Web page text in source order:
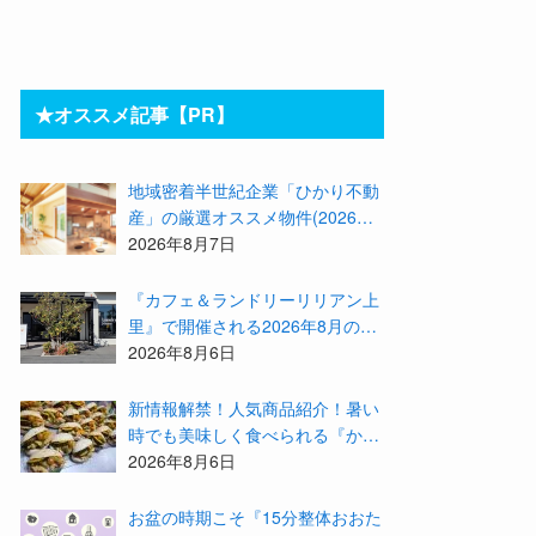
★オススメ記事【PR】
地域密着半世紀企業「ひかり不動
産」の厳選オススメ物件(2026年8
月)をご紹介！参加費無料『”木の
受付中！
2026年8月7日
『カフェ＆ランドリーリリアン上
里』で開催される2026年8月のイ
ベント等をまとめてご紹介！
2026年8月6日
新情報解禁！人気商品紹介！暑い
時でも美味しく食べられる『かず
みんち』の身体に優しい天然酵母
2026年8月6日
お盆の時期こそ『15分整体おおた